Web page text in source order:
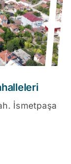
İsmetpaşa